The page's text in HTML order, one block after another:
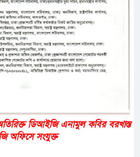
ডিআইজি এনামুল কবির বরখাস্ত
অফিসে সংযুক্ত